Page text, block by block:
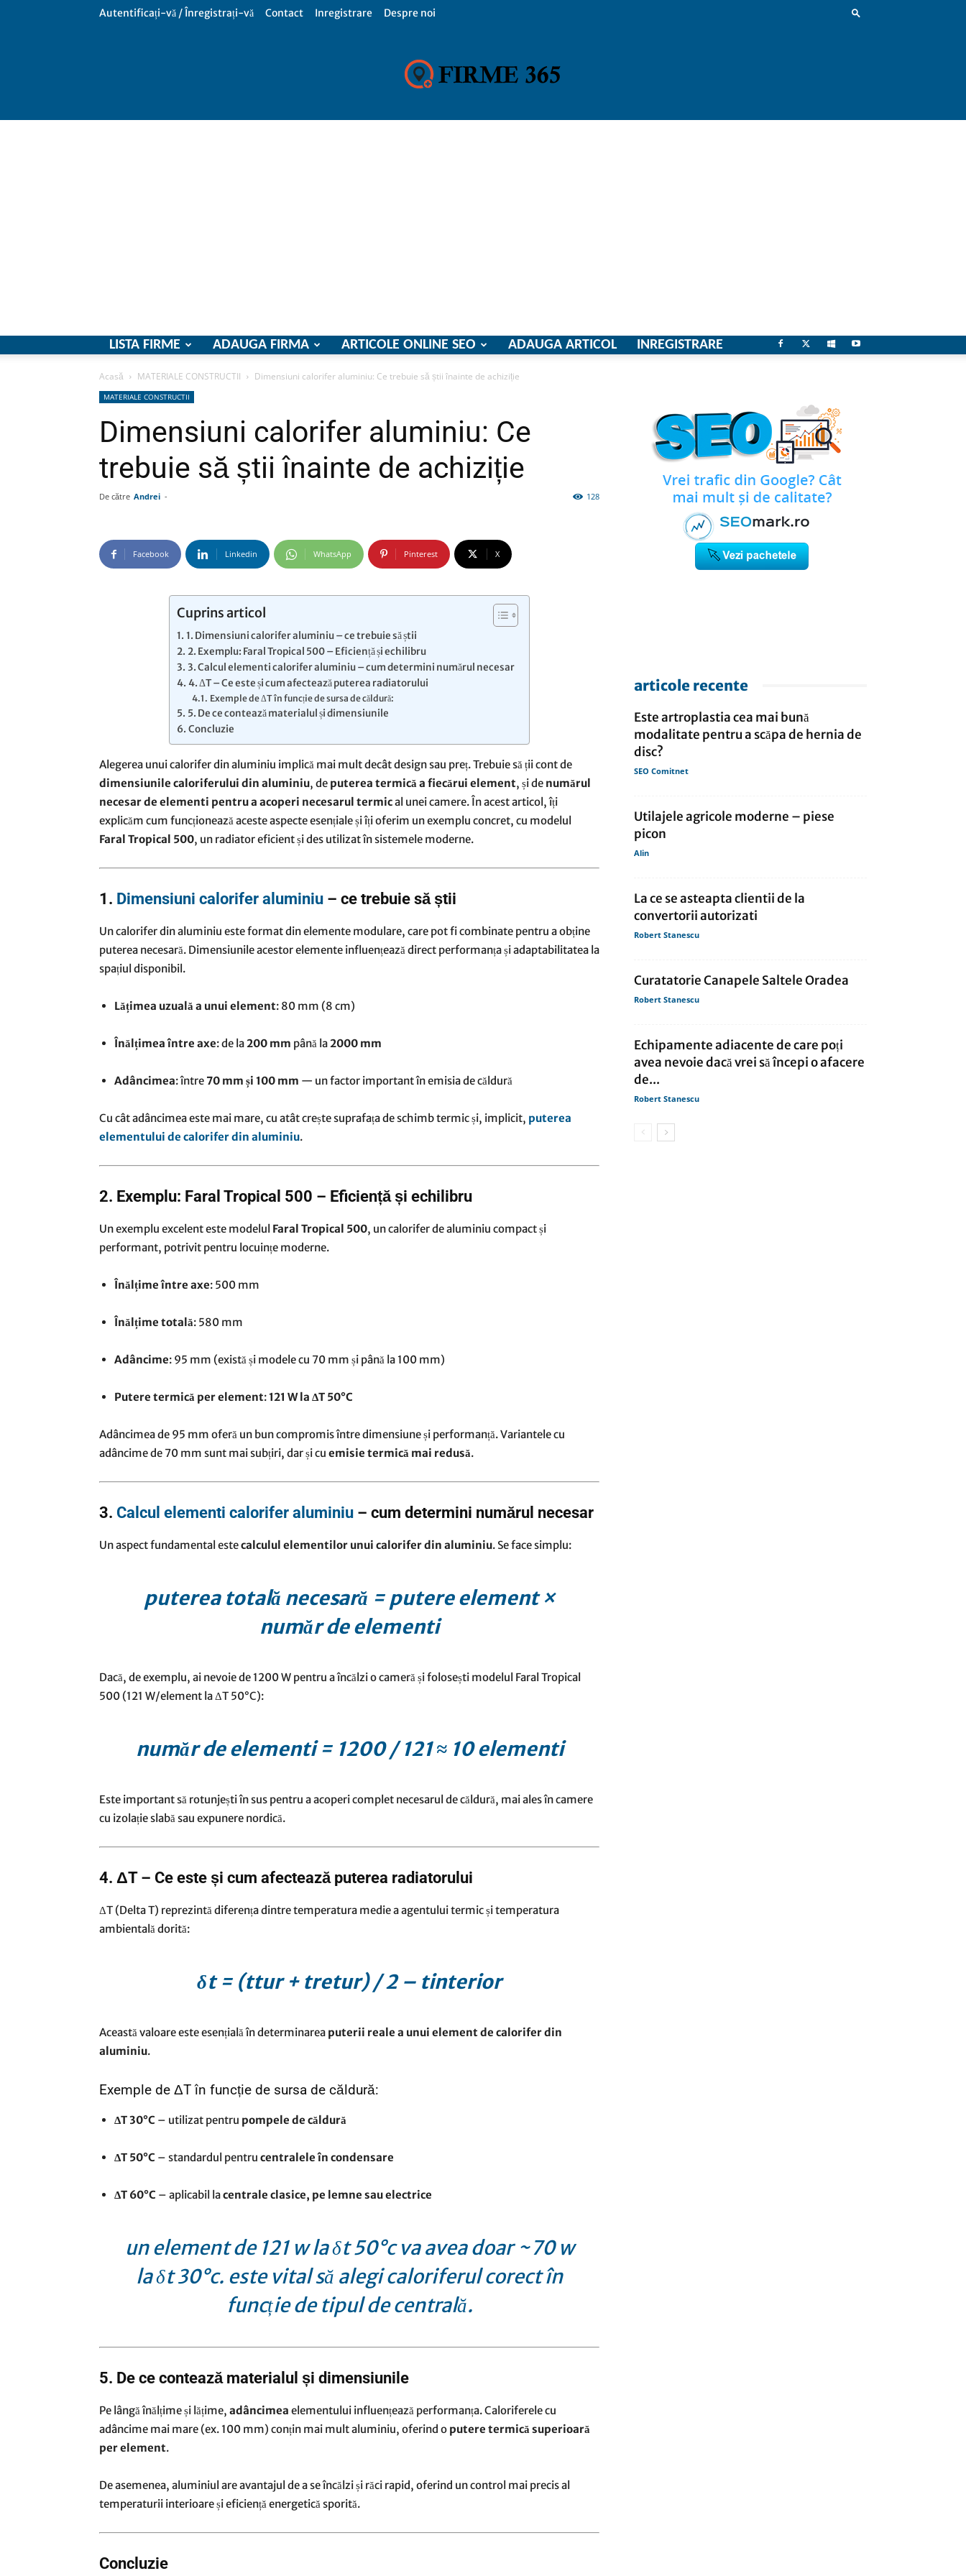
Autentificați-vă / Înregistrați-vă Contact Inregistrare Despre noi
comunicate
presa
LISTA FIRME ADAUGA FIRMA ARTICOLE ONLINE SEO ADAUGA ARTICOL INREGISTRARE
Acasă MATERIALE CONSTRUCTII Dimensiuni calorifer aluminiu: Ce trebuie să știi înainte de achiziție
MATERIALE CONSTRUCTII
Dimensiuni calorifer aluminiu: Ce
trebuie să știi înainte de achiziție
De către Andrei - 128
Facebook Linkedin WhatsApp Pinterest X
Cuprins articol
1. Dimensiuni calorifer aluminiu – ce trebuie să știi
2. Exemplu: Faral Tropical 500 – Eficiență și echilibru
3. Calcul elementi calorifer aluminiu – cum determini numărul necesar
4. ΔT – Ce este și cum afectează puterea radiatorului
Exemple de ΔT în funcție de sursa de căldură:
5. De ce contează materialul și dimensiunile
Concluzie
Alegerea unui calorifer din aluminiu implică mai mult decât design sau preț. Trebuie să ții cont de
dimensiunile caloriferului din aluminiu, de puterea termică a fiecărui element, și de numărul
necesar de elementi pentru a acoperi necesarul termical unei camere. În acest articol, îți
explicăm cum funcționează aceste aspecte esențiale și îți oferim un exemplu concret, cu modelul
Faral Tropical 500, un radiator eficient și des utilizat în sistemele moderne.
1. Dimensiuni calorifer aluminiu – ce trebuie să știi
Un calorifer din aluminiu este format din elemente modulare, care pot fi combinate pentru a obține
puterea necesară. Dimensiunile acestor elemente influențează direct performanța și adaptabilitatea la
spațiul disponibil.
Lățimea uzuală a unui element: 80 mm (8 cm)
Înălțimea între axe: de la200 mm până la2000 mm
Adâncimea: între 70 mm și 100 mm — un factor important în emisia de căldură
Cu cât adâncimea este mai mare, cu atât crește suprafața de schimb termic și, implicit, puterea
elementului de calorifer din aluminiu.
2. Exemplu: Faral Tropical 500 – Eficiență și echilibru
Un exemplu excelent este modelul Faral Tropical 500, un calorifer de aluminiu compact și
performant, potrivit pentru locuințe moderne.
Înălțime între axe: 500 mm
Înălțime totală: 580 mm
Adâncime: 95 mm (există și modele cu 70 mm și până la 100 mm)
Putere termică per element:121 W la ΔT 50°C
Adâncimea de 95 mm oferă un bun compromis între dimensiune și performanță. Variantele cu
adâncime de 70 mm sunt mai subțiri, dar și cu emisie termică mai redusă.
3. Calcul elementi calorifer aluminiu – cum determini numărul necesar
Un aspect fundamental estecalculul elementilor unui calorifer din aluminiu. Se face simplu:
puterea totală necesară = putere element ×
număr de elementi
Dacă, de exemplu, ai nevoie de 1200 W pentru a încălzi o cameră și folosești modelul Faral Tropical
500 (121 W/element la ΔT 50°C):
număr de elementi = 1200 / 121 ≈ 10 elementi
Este important să rotunjești în sus pentru a acoperi complet necesarul de căldură, mai ales în camere
cu izolație slabă sau expunere nordică.
4. ΔT – Ce este și cum afectează puterea radiatorului
ΔT (Delta T) reprezintă diferența dintre temperatura medie a agentului termic și temperatura
ambientală dorită:
δt = (ttur + tretur) / 2 – tinterior
Această valoare este esențială în determinarea puterii reale a unui element de calorifer din
aluminiu.
Exemple de ΔT în funcție de sursa de căldură:
ΔT 30°C – utilizat pentru pompele de căldură
ΔT 50°C – standardul pentru centralele în condensare
ΔT 60°C – aplicabil lacentrale clasice, pe lemne sau electrice
un element de 121 w la δt 50°c va avea doar ~70 w
la δt 30°c. este vital să alegi caloriferul corect în
funcție de tipul de centrală.
5. De ce contează materialul și dimensiunile
Pe lângă înălțime și lățime, adâncimea elementului influențează performanța. Caloriferele cu
adâncime mai mare (ex. 100 mm) conțin mai mult aluminiu, oferind o putere termică superioară
per element.
De asemenea, aluminiul are avantajul de a se încălzi și răci rapid, oferind un control mai precis al
temperaturii interioare și eficiență energetică sporită.
Concluzie
articole recente
Este artroplastia cea mai bună
modalitate pentru a scăpa de hernia de
disc?
SEO Comitnet
Utilajele agricole moderne – piese
picon
Alin
La ce se asteapta clientii de la
convertorii autorizati
Robert Stanescu
Curatatorie Canapele Saltele Oradea
Robert Stanescu
Echipamente adiacente de care poți
avea nevoie dacă vrei să începi o afacere
de...
Robert Stanescu